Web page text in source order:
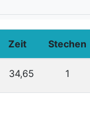
Zeit Stechen
34,65 1